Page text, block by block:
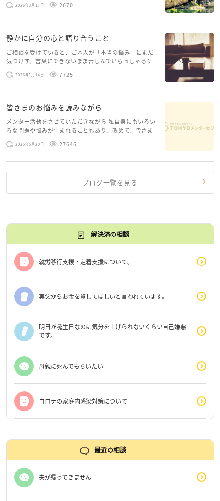
稿してみようと思います。少し自分のことを書いてみま
2026年3月17日 2670
静かに自分の心と語り合うこと
ご相談を受けていると、ご本人が「本当の悩み」にまだ
気づけず、言葉にできないまま苦しんでいらっしゃるケ
ースがありますお悩みというのは、心の深いところ（深
層心理）に触れることで、まったく違う角度から解決の
2026年1月14日 7725
皆さまのお悩みを読みながら
メンター活動をさせていただきながら 私自身にもいろい
ろな問題や悩みが生まれることもあり、改めて、皆さま
のお悩みを読みながら 「みんな、もがいてる。わたし
だけじゃないんだな」と、逆に励まされるような日々で
2025年5月20日 27646
ブログ一覧を見る
解決済の相談
就労移行支援・定着支援について。
実父からお金を貸してほしいと言われています。
明日が誕生日なのに気分を上げられないくらい自己嫌悪
です。
母親に死んでもらいたい
コロナの家庭内感染対策について
最近の相談
夫が帰ってきません